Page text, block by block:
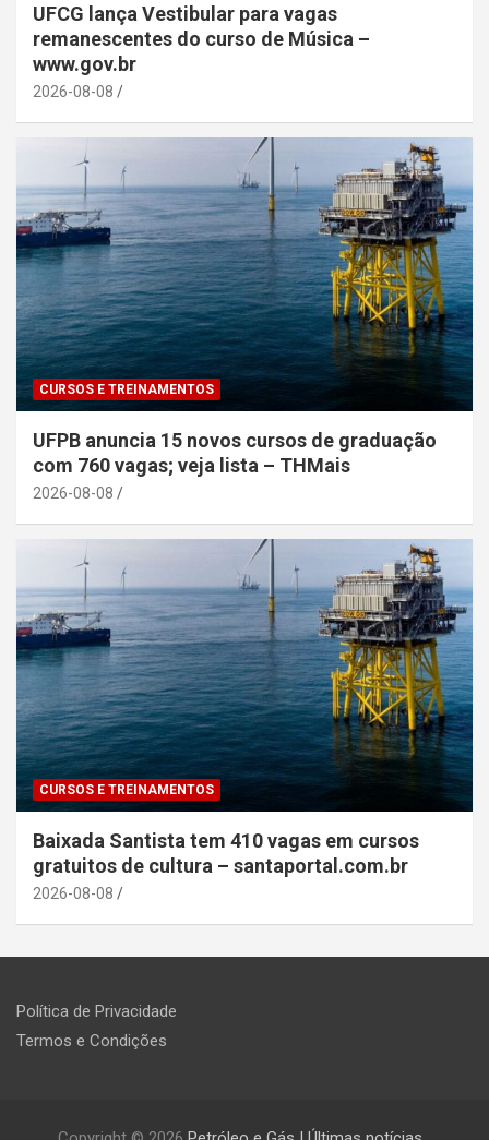
UFCG lança Vestibular para vagas
remanescentes do curso de Música –
www.gov.br
2026-08-08
CURSOS E TREINAMENTOS
UFPB anuncia 15 novos cursos de graduação
com 760 vagas; veja lista – THMais
2026-08-08
CURSOS E TREINAMENTOS
Baixada Santista tem 410 vagas em cursos
gratuitos de cultura – santaportal.com.br
2026-08-08
Política de Privacidade
Termos e Condições